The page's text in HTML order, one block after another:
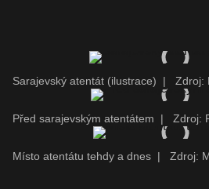
Sarajevský atentát (ilustrace) | Zdroj:
Před sarajevským atentátem | Zdroj:
Místo atentátu tehdy a dnes | Zdroj: